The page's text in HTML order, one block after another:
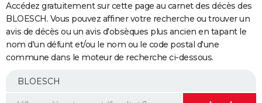
Programme TV
TNT
Streaming
Cinéma
Sorties cinéma
Musique
+
FINANCE
Retraite
Epargne
Immobilier
Risques naturels par ville
Banque
Assurance
AUTO
Essais
Réserver un essai
Citadines
Berlines
SUV
Forum auto
+
Mobiles
Meilleur smartphone
Internet
Ordinateurs
Jeux vidéo
Guide high-tech
Accédez gratuitement sur cette page au carnet des décès des
BLOESCH. Vous pouvez affiner votre recherche ou trouver un
avis de décès ou un avis d'obsèques plus ancien en tapant le
nom d'un défunt et/ou le nom ou le code postal d'une
commune dans le moteur de recherche ci-dessous.